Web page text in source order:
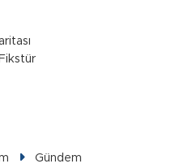
Gündem